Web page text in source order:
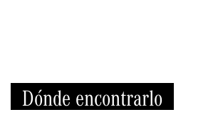
Dónde encontrarlo